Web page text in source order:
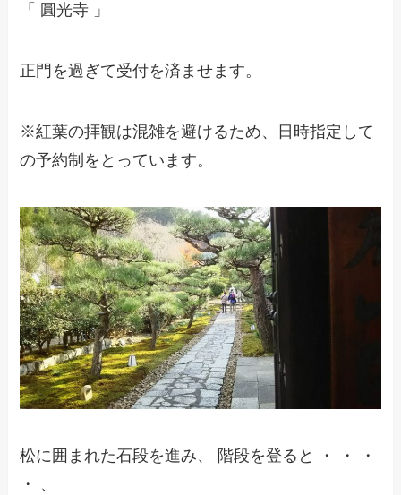
「 圓光寺 」
正門を過ぎて受付を済ませます。
※紅葉の拝観は混雑を避けるため、日時指定して
の予約制をとっています。
松に囲まれた石段を進み、 階段を登ると ・ ・ ・
・ 、